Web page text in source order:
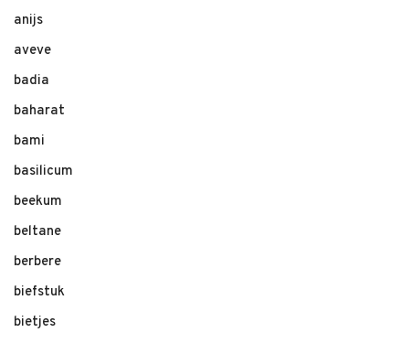
anijs
aveve
badia
baharat
bami
basilicum
beekum
beltane
berbere
biefstuk
bietjes